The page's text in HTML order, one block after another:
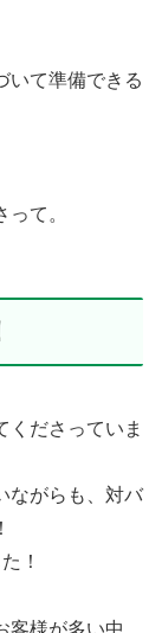
いて準備できる
て。
くださっていま
ながらも、対バ
！
様が多い中、